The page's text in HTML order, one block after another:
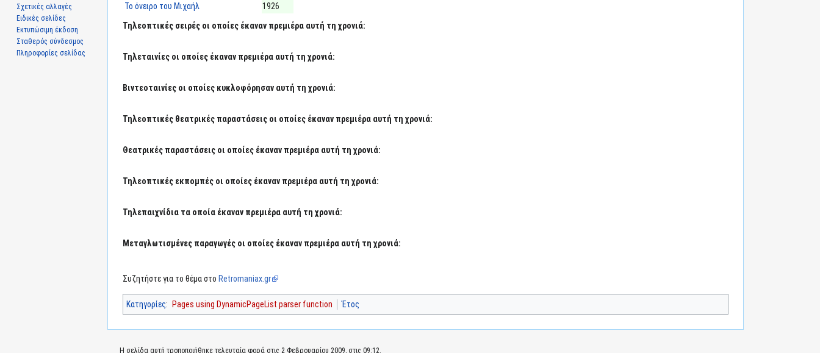
Το όνειρο του Μιχαήλ
1926
Τηλεοπτικές σειρές οι οποίες έκαναν πρεμιέρα αυτή τη χρονιά:
Τηλεταινίες οι οποίες έκαναν πρεμιέρα αυτή τη χρονιά:
Βιντεοταινίες οι οποίες κυκλοφόρησαν αυτή τη χρονιά:
Τηλεοπτικές θεατρικές παραστάσεις οι οποίες έκαναν πρεμιέρα αυτή τη χρονιά:
Θεατρικές παραστάσεις οι οποίες έκαναν πρεμιέρα αυτή τη χρονιά:
Τηλεοπτικές εκπομπές οι οποίες έκαναν πρεμιέρα αυτή τη χρονιά:
Τηλεπαιχνίδια τα οποία έκαναν πρεμιέρα αυτή τη χρονιά:
Μεταγλωτισμένες παραγωγές οι οποίες έκαναν πρεμιέρα αυτή τη χρονιά:
Συζητήστε για το θέμα στο Retromaniax.gr
Κατηγορίες: Pages using DynamicPageList parser function Έτος
Σχετικές αλλαγές
Ειδικές σελίδες
Εκτυπώσιμη έκδοση
Σταθερός σύνδεσμος
Πληροφορίες σελίδας
Η σελίδα αυτή τροποποιήθηκε τελευταία φορά στις 2 Φεβρουαρίου 2009, στις 09:12.